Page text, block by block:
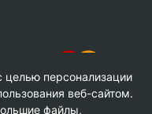
целью персонализации
веб-сайтом.
файлы,